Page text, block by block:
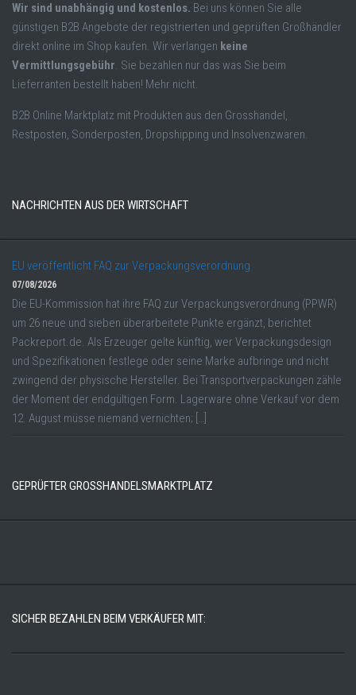
Wir sind unabhängig und kostenlos. Bei uns können Sie alle
günstigen B2B Angebote der registrierten und geprüften Großhändler
direkt online im Shop kaufen. Wir verlangen keine
Vermittlungsgebühr. Sie bezahlen nur das was Sie beim
Lieferranten bestellt haben! Mehr nicht.
B2B Online Marktplatz mit Produkten aus den Grosshandel,
Restposten, Sonderposten, Dropshipping und Insolvenzwaren.
NACHRICHTEN AUS DER WIRTSCHAFT
EU veröffentlicht FAQ zur Verpackungsverordnung
07/08/2026
Die EU-Kommission hat ihre FAQ zur Verpackungsverordnung (PPWR)
um 26 neue und sieben überarbeitete Punkte ergänzt, berichtet
Packreport.de. Als Erzeuger gelte künftig, wer Verpackungsdesign
und Spezifikationen festlege oder seine Marke aufbringe und nicht
zwingend der physische Hersteller. Bei Transportverpackungen zähle
der Moment der endgültigen Form. Lagerware ohne Verkauf vor dem
12. August müsse niemand vernichten; […]
GEPRÜFTER GROSSHANDELSMARKTPLATZ
SICHER BEZAHLEN BEIM VERKÄUFER MIT: